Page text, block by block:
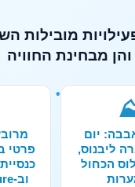
מובילות
מבחינת החוויה
יום
ליבנוס,
הכחול
פרטי
וב-Melka Kunture